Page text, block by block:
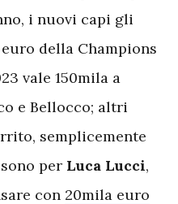
i nuovi capi gli
della Champions
vale 150mila a
e Bellocco; altri
semplicemente
per Luca Lucci,
con 20mila euro